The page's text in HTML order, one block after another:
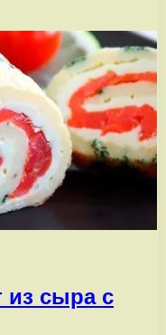
из сыра с